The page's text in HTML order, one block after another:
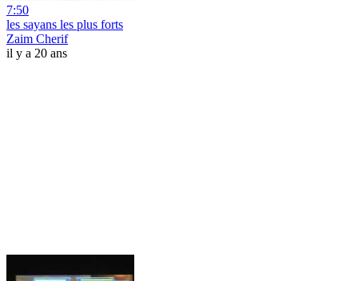
7:50
les sayans les plus forts
Zaim Cherif
il y a 20 ans